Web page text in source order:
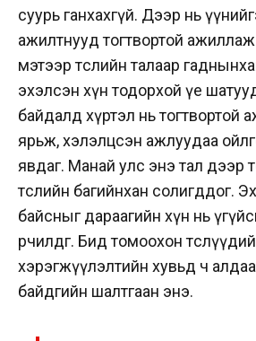
суурь ганхахгүй. Дээр нь
ажилтнууд тогтвортой
мэтээр төслийн талаар
эхэлсэн хүн тодорхой үе
байдалд хүртэл нь тогтвортой
ярьж, хэлэлцсэн ажлуудаа
явдаг. Манай улс энэ тал дээр
төслийн багийнхан солигддог.
байсныг дараагийн хүн нь
өөрчилдөг. Бид томоохон
хэрэгжүүлэлтийн хувьд ч алдаа
байдгийн шалтгаан энэ.